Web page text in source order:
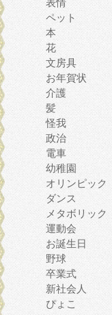
表情
ペット
本
花
文房具
お年賀状
介護
髪
怪我
政治
電車
幼稚園
オリンピック
ダンス
メタボリック
運動会
お誕生日
野球
卒業式
新社会人
ぴょこ